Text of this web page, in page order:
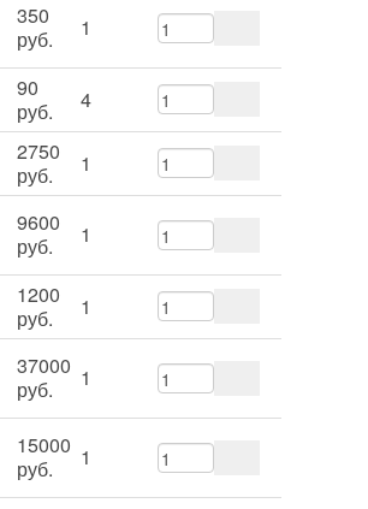
350
руб.
1
90
руб.
4
2750
руб.
1
9600
руб.
1
1200
руб.
1
37000
руб.
1
15000
руб.
1